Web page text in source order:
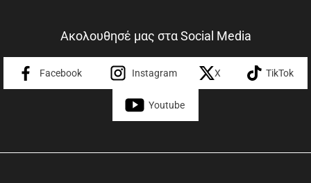
Ακολουθησέ μας στα Social Media
Facebook Instagram X TikTok
Youtube